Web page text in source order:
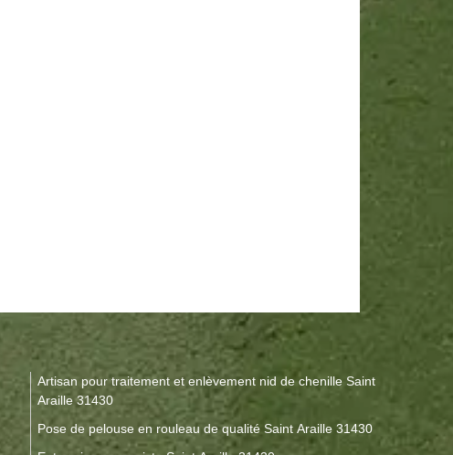
Artisan pour traitement et enlèvement nid de chenille Saint
Araille 31430
Pose de pelouse en rouleau de qualité Saint Araille 31430